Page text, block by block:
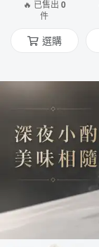
🔥 已售出0
件
選購